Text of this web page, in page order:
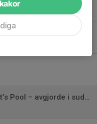
dig här!
Guld till Sverige i President’s Pool – avgjorde i sudden death!